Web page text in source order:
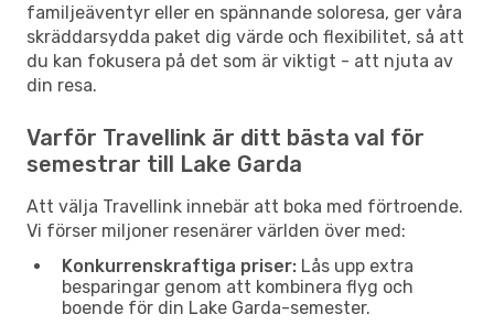
familjeäventyr eller en spännande soloresa, ger våra
skräddarsydda paket dig värde och flexibilitet, så att
du kan fokusera på det som är viktigt - att njuta av
din resa.
Varför Travellink är ditt bästa val för
semestrar till Lake Garda
Att välja Travellink innebär att boka med förtroende.
Vi förser miljoner resenärer världen över med:
Konkurrenskraftiga priser: Lås upp extra
besparingar genom att kombinera flyg och
boende för din Lake Garda-semester.